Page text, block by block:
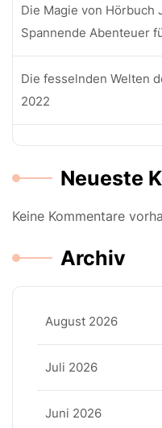
Die Magie von Hörbuch
Spannende Abenteuer
Die fesselnden Welten
2022
Neueste
Keine Kommentare
Archiv
August 2026
Juli 2026
Juni 2026